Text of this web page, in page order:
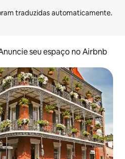
seu espaço no Airbnb